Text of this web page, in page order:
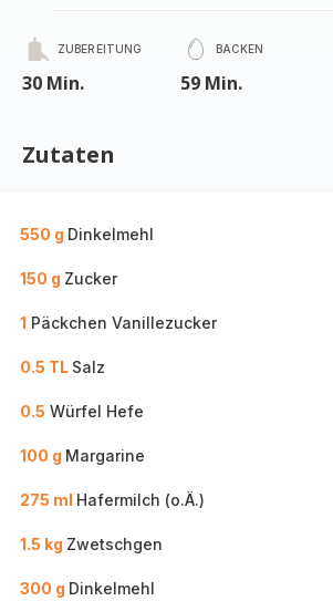
ZUBEREITUNG
30 Min.
BACKEN
59 Min.
Zutaten
550 g Dinkelmehl
150 g Zucker
1 Päckchen Vanillezucker
0.5 TL Salz
0.5 Würfel Hefe
100 g Margarine
275 ml Hafermilch (o.Ä.)
1.5 kg Zwetschgen
300 g Dinkelmehl